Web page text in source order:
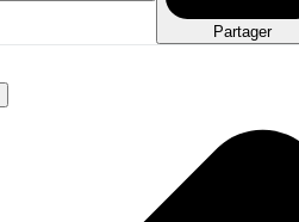
Partager